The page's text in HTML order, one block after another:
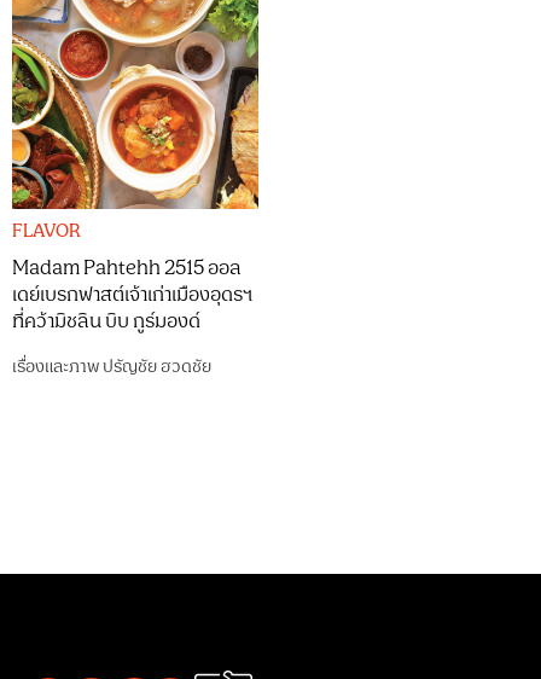
FLAVOR
Madam Pahtehh 2515 ออล
เดย์เบรกฟาสต์เจ้าเก่าเมืองอุดรฯ
ที่คว้ามิชลิน บิบ กูร์มองด์
เรื่องและภาพปรัญชัย ฮวดชัย